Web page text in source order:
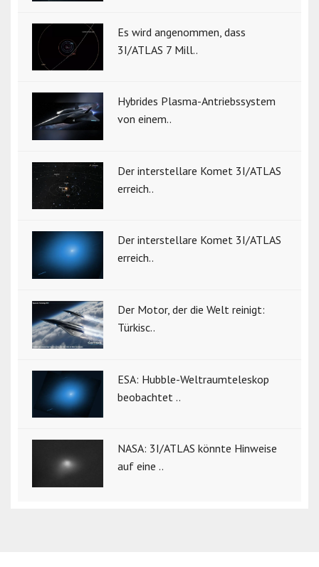
Es wird angenommen, dass
3I/ATLAS 7 Mill..
Hybrides Plasma-Antriebssystem
von einem..
Der interstellare Komet 3I/ATLAS
erreich..
Der interstellare Komet 3I/ATLAS
erreich..
Der Motor, der die Welt reinigt:
Türkisc..
ESA: Hubble-Weltraumteleskop
beobachtet ..
NASA: 3I/ATLAS könnte Hinweise
auf eine ..